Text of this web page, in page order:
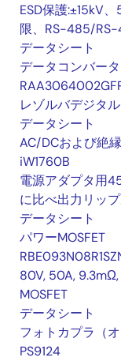
ESD保護:±15kV
限、RS-485/RS-
データシート
データコンバータ
レゾルバデジタ
データシート
AC/DCおよび絶
iW1760B
電源アダプタ用
に比べ出力リッ
データシート
パワーMOSFET
80V, 50A, 9.3mΩ,
MOSFET
データシート
フォトカプラ（オ
PS9124